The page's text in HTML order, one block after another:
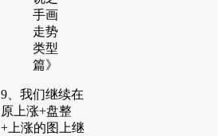
9、我们继续在
原上涨+盘整
+上涨的图上继